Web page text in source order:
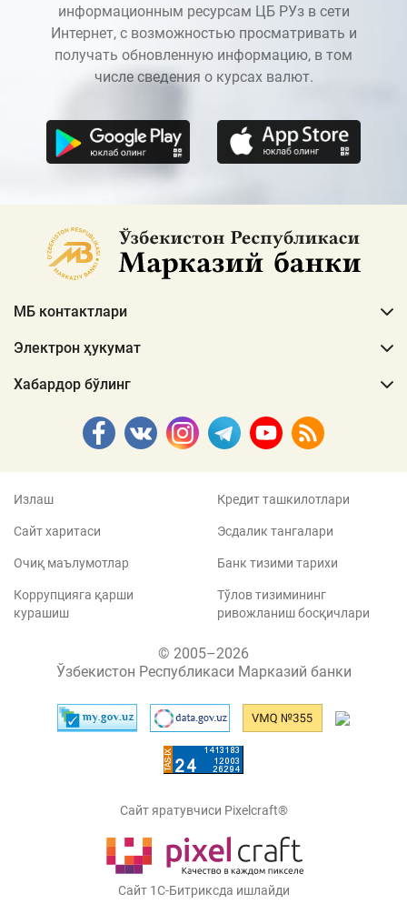
информационным ресурсам ЦБ РУз в сети
Интернет, с возможностью просматривать и
получать обновленную информацию, в том
числе сведения о курсах валют.
МБ контактлари
Электрон ҳукумат
Хабардор бўлинг
Излаш
Сайт харитаси
Очиқ маълумотлар
Коррупцияга қарши
курашиш
Кредит ташкилотлари
Эсдалик тангалари
Банк тизими тарихи
Тўлов тизимининг
ривожланиш босқичлари
© 2005–2026
Ўзбекистон Республикаси Марказий банки
Сайт яратувчиси Pixelcraft®
Сайт 1C-Битриксда ишлайди